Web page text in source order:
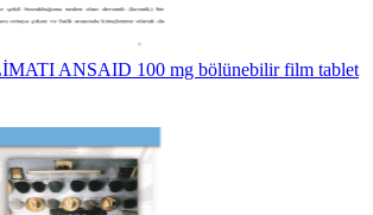
ANSAID 100 mg bölünebilir film tablet